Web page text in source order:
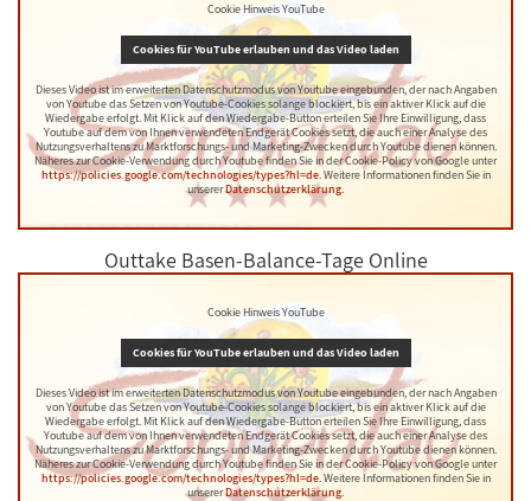
Cookie Hinweis YouTube
Cookies für YouTube erlauben und das Video laden
Dieses Video ist im erweiterten Datenschutzmodus von Youtube eingebunden, der nach Angaben
von Youtube das Setzen von Youtube-Cookies solange blockiert, bis ein aktiver Klick auf die
Wiedergabe erfolgt. Mit Klick auf den Wiedergabe-Button erteilen Sie Ihre Einwilligung, dass
Youtube auf dem von Ihnen verwendeten Endgerät Cookies setzt, die auch einer Analyse des
Nutzungsverhaltens zu Marktforschungs- und Marketing-Zwecken durch Youtube dienen können.
Näheres zur Cookie-Verwendung durch Youtube finden Sie in der Cookie-Policy von Google unter
https://policies.google.com/technologies/types?hl=de. Weitere Informationen finden Sie in
unsererDatenschutzerklärung.
Outtake Basen-Balance-Tage Online
Cookie Hinweis YouTube
Cookies für YouTube erlauben und das Video laden
Dieses Video ist im erweiterten Datenschutzmodus von Youtube eingebunden, der nach Angaben
von Youtube das Setzen von Youtube-Cookies solange blockiert, bis ein aktiver Klick auf die
Wiedergabe erfolgt. Mit Klick auf den Wiedergabe-Button erteilen Sie Ihre Einwilligung, dass
Youtube auf dem von Ihnen verwendeten Endgerät Cookies setzt, die auch einer Analyse des
Nutzungsverhaltens zu Marktforschungs- und Marketing-Zwecken durch Youtube dienen können.
Näheres zur Cookie-Verwendung durch Youtube finden Sie in der Cookie-Policy von Google unter
https://policies.google.com/technologies/types?hl=de. Weitere Informationen finden Sie in
unsererDatenschutzerklärung.